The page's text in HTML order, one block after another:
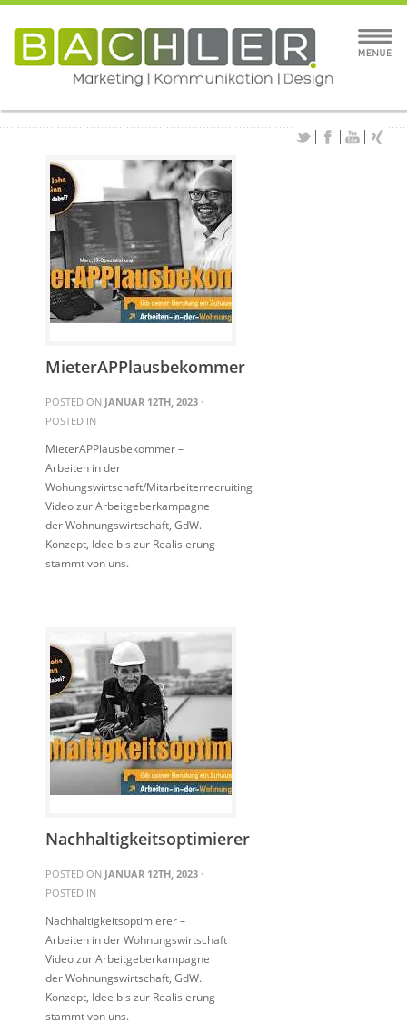
MieterAPPlausbekommer
POSTED ON JANUAR 12TH, 2023 ·
POSTED IN
MieterAPPlausbekommer –
Arbeiten in der
Wohungswirtschaft/Mitarbeiterrecruiting
Video zur Arbeitgeberkampagne
der Wohnungswirtschaft, GdW.
Konzept, Idee bis zur Realisierung
stammt von uns.
Nachhaltigkeitsoptimierer
POSTED ON JANUAR 12TH, 2023 ·
POSTED IN
Nachhaltigkeitsoptimierer –
Arbeiten in der Wohnungswirtschaft
Video zur Arbeitgeberkampagne
der Wohnungswirtschaft, GdW.
Konzept, Idee bis zur Realisierung
stammt von uns.